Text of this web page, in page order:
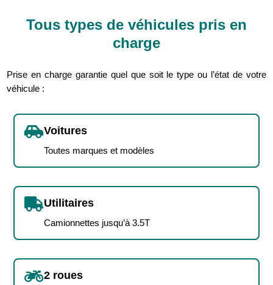
Tous types de véhicules pris en
charge
Prise en charge garantie quel que soit le type ou l’état de votre
véhicule :
Voitures
Toutes marques et modèles
Utilitaires
Camionnettes jusqu’à 3.5T
2 roues